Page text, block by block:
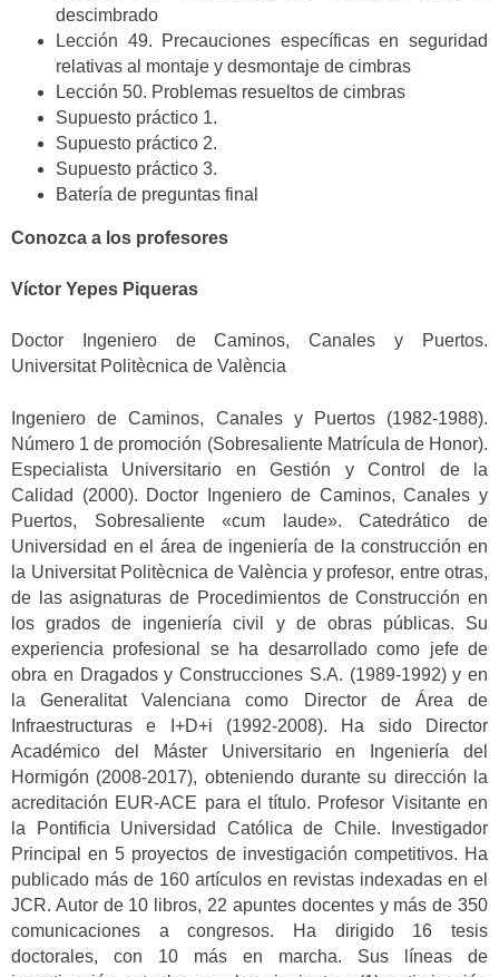
descimbrado
Lección 49. Precauciones específicas en seguridad
relativas al montaje y desmontaje de cimbras
Lección 50. Problemas resueltos de cimbras
Supuesto práctico 1.
Supuesto práctico 2.
Supuesto práctico 3.
Batería de preguntas final
Conozca a los profesores
Víctor Yepes Piqueras
Doctor Ingeniero de Caminos, Canales y Puertos.
Universitat Politècnica de València
Ingeniero de Caminos, Canales y Puertos (1982-1988).
Número 1 de promoción (Sobresaliente Matrícula de Honor).
Especialista Universitario en Gestión y Control de la
Calidad (2000). Doctor Ingeniero de Caminos, Canales y
Puertos, Sobresaliente «cum laude». Catedrático de
Universidad en el área de ingeniería de la construcción en
la Universitat Politècnica de València y profesor, entre otras,
de las asignaturas de Procedimientos de Construcción en
los grados de ingeniería civil y de obras públicas. Su
experiencia profesional se ha desarrollado como jefe de
obra en Dragados y Construcciones S.A. (1989-1992) y en
la Generalitat Valenciana como Director de Área de
Infraestructuras e I+D+i (1992-2008). Ha sido Director
Académico del Máster Universitario en Ingeniería del
Hormigón (2008-2017), obteniendo durante su dirección la
acreditación EUR-ACE para el título. Profesor Visitante en
la Pontificia Universidad Católica de Chile. Investigador
Principal en 5 proyectos de investigación competitivos. Ha
publicado más de 160 artículos en revistas indexadas en el
JCR. Autor de 10 libros, 22 apuntes docentes y más de 350
comunicaciones a congresos. Ha dirigido 16 tesis
doctorales, con 10 más en marcha. Sus líneas de